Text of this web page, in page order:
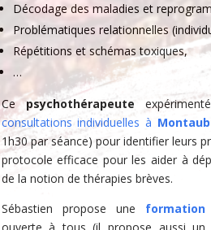
Décodage des maladies et
Problématiques relationnelles
Répétitions et schémas toxiques,
…
Cepsychothérapeute
consultations individuelles à
1h30 par séance) pour identifier leurs
protocole efficace pour les aider à
de la notion de thérapies brèves.
Sébastien propose une